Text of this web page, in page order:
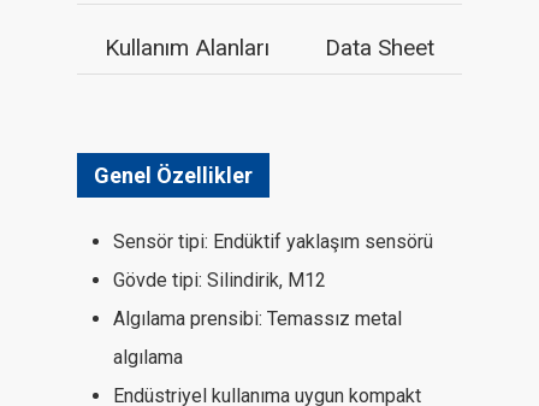
Kullanım Alanları Data Sheet
Genel Özellikler
Sensör tipi: Endüktif yaklaşım sensörü
Gövde tipi: Silindirik, M12
Algılama prensibi: Temassız metal
algılama
Endüstriyel kullanıma uygun kompakt